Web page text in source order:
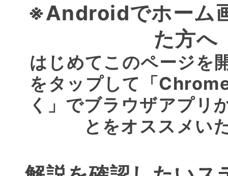
※Androidでホーム
た方へ
はじめてこのページを
をタップして「
く」でブラウザアプリ
とをオススメい